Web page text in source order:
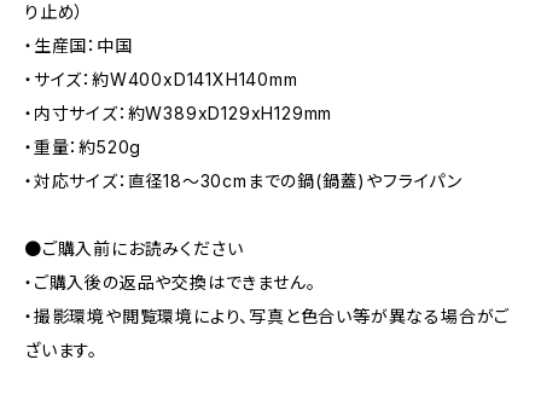
り止め）
・生産国：中国
・サイズ：約W400xD141XH140mm
・内寸サイズ：約W389xD129xH129mm
・重量：約520g
・対応サイズ：直径18〜30cmまでの鍋(鍋蓋)やフライパン
●ご購入前にお読みください
・ご購入後の返品や交換はできません。
・撮影環境や閲覧環境により、写真と色合い等が異なる場合がご
ざいます。